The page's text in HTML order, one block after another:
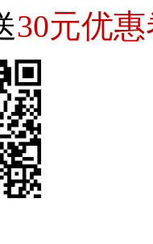
30元优惠